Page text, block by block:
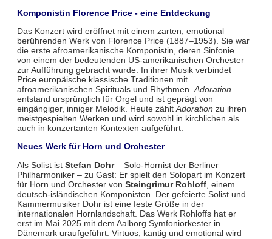
Komponistin Florence Price - eine Entdeckung
Das Konzert wird eröffnet mit einem zarten, emotional
berührenden Werk von Florence Price (1887–1953). Sie war
die erste afroamerikanische Komponistin, deren Sinfonie
von einem der bedeutenden US-amerikanischen Orchester
zur Aufführung gebracht wurde. In ihrer Musik verbindet
Price europäische klassische Traditionen mit
afroamerikanischen Spirituals und Rhythmen. Adoration
entstand ursprünglich für Orgel und ist geprägt von
eingängiger, inniger Melodik. Heute zählt Adoration zu ihren
meistgespielten Werken und wird sowohl in kirchlichen als
auch in konzertanten Kontexten aufgeführt.
Neues Werk für Horn und Orchester
Als Solist ist Stefan Dohr– Solo-Hornist der Berliner
Philharmoniker – zu Gast: Er spielt den Solopart im Konzert
für Horn und Orchester von Steingrimur Rohloff, einem
deutsch-isländischen Komponisten. Der gefeierte Solist und
Kammermusiker Dohr ist eine feste Größe in der
internationalen Hornlandschaft. Das Werk Rohloffs hat er
erst im Mai 2025 mit dem Aalborg Symfoniorkester in
Dänemark uraufgeführt. Virtuos, kantig und emotional wird